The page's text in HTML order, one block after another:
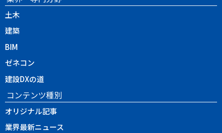
土木
建築
BIM
ゼネコン
建設DXの道
コンテンツ種別
オリジナル記事
業界最新ニュース